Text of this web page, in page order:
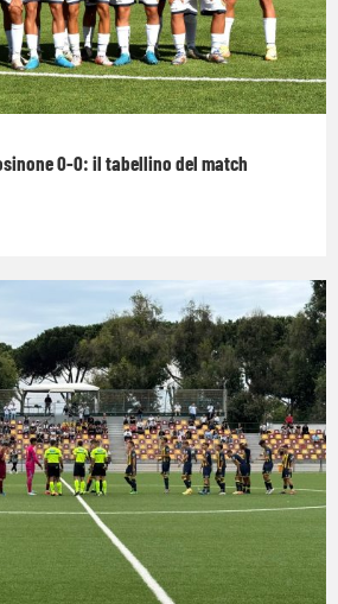
0-0: il tabellino del match